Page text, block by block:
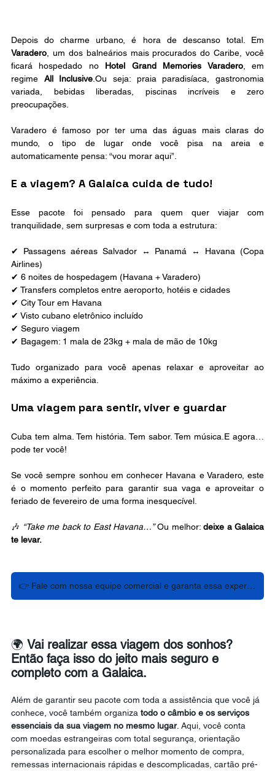
Varadero , um dos balneários mais procurados do Caribe, você
ficará hospedado no Hotel Grand Memories Varadero, em
regime All Inclusive .Ou seja: praia paradisíaca, gastronomia
variada, bebidas liberadas, piscinas incríveis e zero
preocupações.
Varadero é famoso por ter uma das águas mais claras do
mundo, o tipo de lugar onde você pisa na areia e
automaticamente pensa: “vou morar aqui”.
E a viagem? A Galaica cuida de tudo!
Esse pacote foi pensado para quem quer viajar com
tranquilidade, sem surpresas e com toda a estrutura:
✔ Passagens aéreas Salvador ↔ Panamá ↔ Havana (Copa
Airlines)
✔ 6 noites de hospedagem (Havana + Varadero)
✔ Transfers completos entre aeroporto, hotéis e cidades
✔ City Tour em Havana
✔ Visto cubano eletrônico incluído
✔ Seguro viagem
✔ Bagagem: 1 mala de 23kg + mala de mão de 10kg
Tudo organizado para você apenas relaxar e aproveitar ao
máximo a experiência.
Uma viagem para sentir, viver e guardar
Cuba tem alma. Tem história. Tem sabor. Tem música.E agora…
pode ter você!
Se você sempre sonhou em conhecer Havana e Varadero, este
é o momento perfeito para garantir sua vaga e aproveitar o
feriado de fevereiro de uma forma inesquecível.
🎶 “Take me back to East Havana…” Ou melhor: deixe a Galaica
te levar.
🌍 Vai realizar essa viagem dos sonhos?
Então faça isso do jeito mais seguro e
completo com a Galaica.
Além de garantir seu pacote com toda a assistência que você já
conhece, você também organiza todo o câmbio e os serviços
essenciais da sua viagem no mesmo lugar. Aqui, você conta
com moedas estrangeiras com total segurança, orientação
personalizada para escolher o melhor momento de compra,
remessas internacionais rápidas e descomplicadas, cartão pré-